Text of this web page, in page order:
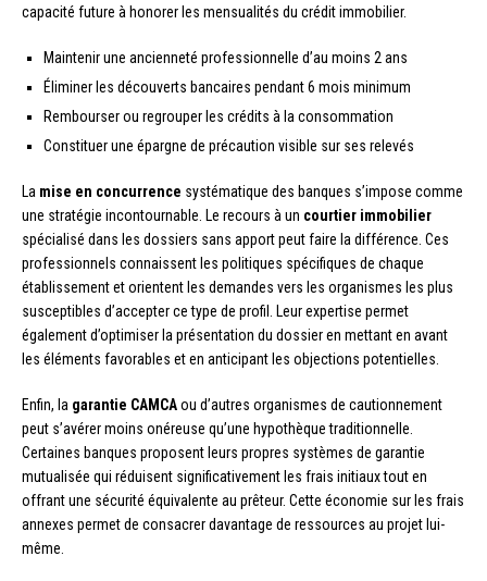
capacité future à honorer les mensualités du crédit immobilier.
Maintenir une ancienneté professionnelle d’au moins 2 ans
Éliminer les découverts bancaires pendant 6 mois minimum
Rembourser ou regrouper les crédits à la consommation
Constituer une épargne de précaution visible sur ses relevés
La mise en concurrence systématique des banques s’impose comme
une stratégie incontournable. Le recours à un courtier immobilier
spécialisé dans les dossiers sans apport peut faire la différence. Ces
professionnels connaissent les politiques spécifiques de chaque
établissement et orientent les demandes vers les organismes les plus
susceptibles d’accepter ce type de profil. Leur expertise permet
également d’optimiser la présentation du dossier en mettant en avant
les éléments favorables et en anticipant les objections potentielles.
Enfin, la garantie CAMCAou d’autres organismes de cautionnement
peut s’avérer moins onéreuse qu’une hypothèque traditionnelle.
Certaines banques proposent leurs propres systèmes de garantie
mutualisée qui réduisent significativement les frais initiaux tout en
offrant une sécurité équivalente au prêteur. Cette économie sur les frais
annexes permet de consacrer davantage de ressources au projet lui-
même.